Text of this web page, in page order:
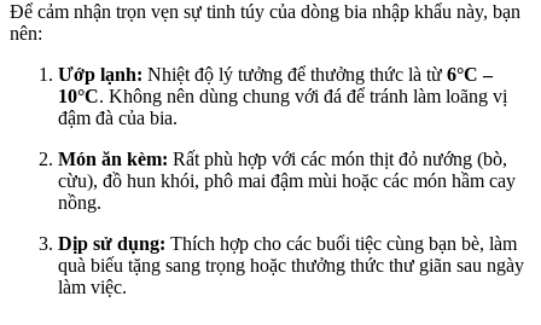
Để cảm nhận trọn vẹn sự tinh túy của dòng bia nhập khẩu này, bạn
nên:
Ướp lạnh: Nhiệt độ lý tưởng để thưởng thức là từ 6°C –
10°C. Không nên dùng chung với đá để tránh làm loãng vị
đậm đà của bia.
Món ăn kèm: Rất phù hợp với các món thịt đỏ nướng (bò,
cừu), đồ hun khói, phô mai đậm mùi hoặc các món hầm cay
nồng.
Dịp sử dụng: Thích hợp cho các buổi tiệc cùng bạn bè, làm
quà biếu tặng sang trọng hoặc thưởng thức thư giãn sau ngày
làm việc.